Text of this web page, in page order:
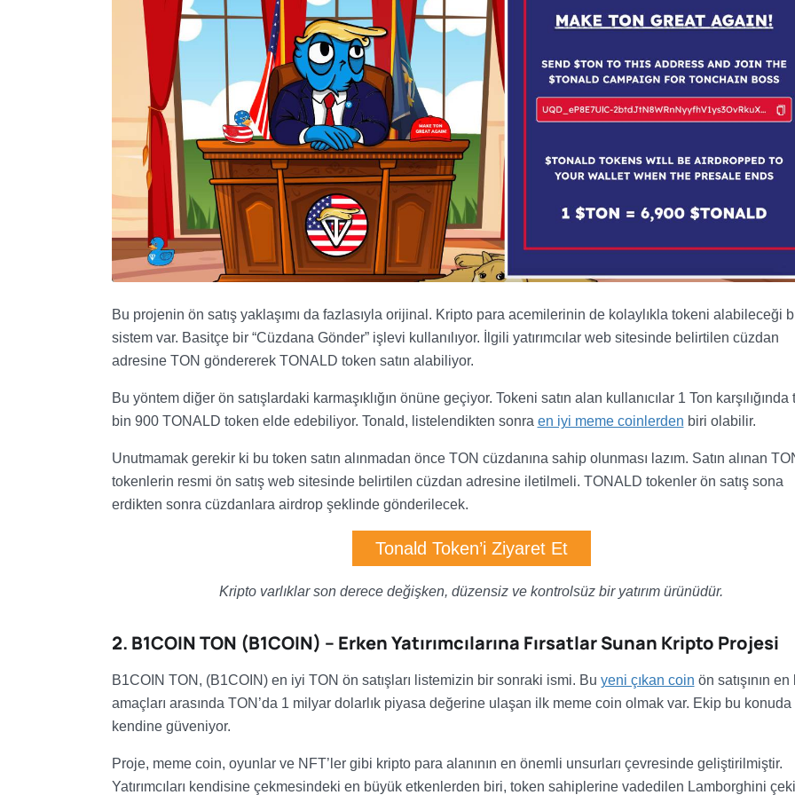
Bu projenin ön satış yaklaşımı da fazlasıyla orijinal. Kripto para acemilerinin de kolaylıkla tokeni alabileceği
sistem var. Basitçe bir “Cüzdana Gönder” işlevi kullanılıyor. İlgili yatırımcılar web sitesinde belirtilen cüzdan
adresine TON göndererek TONALD token satın alabiliyor.
Bu yöntem diğer ön satışlardaki karmaşıklığın önüne geçiyor. Tokeni satın alan kullanıcılar 1 Ton karşılığında
bin 900 TONALD token elde edebiliyor. Tonald, listelendikten sonra en iyi meme coinlerden biri olabilir.
Unutmamak gerekir ki bu token satın alınmadan önce TON cüzdanına sahip olunması lazım. Satın alınan
tokenlerin resmi ön satış web sitesinde belirtilen cüzdan adresine iletilmeli. TONALD tokenler ön satış sona
erdikten sonra cüzdanlara airdrop şeklinde gönderilecek.
Tonald Token’i Ziyaret Et
Kripto varlıklar son derece değişken, düzensiz ve kontrolsüz bir yatırım ürünüdür.
2. B1COIN TON (B1COIN) – Erken Yatırımcılarına Fırsatlar Sunan Kripto Projesi
B1COIN TON, (B1COIN) en iyi TON ön satışları listemizin bir sonraki ismi. Bu yeni çıkan coin ön satışının
amaçları arasında TON’da 1 milyar dolarlık piyasa değerine ulaşan ilk meme coin olmak var. Ekip bu konuda
kendine güveniyor.
Proje, meme coin, oyunlar ve NFT’ler gibi kripto para alanının en önemli unsurları çevresinde geliştirilmiştir.
Yatırımcıları kendisine çekmesindeki en büyük etkenlerden biri, token sahiplerine vadedilen Lamborghini